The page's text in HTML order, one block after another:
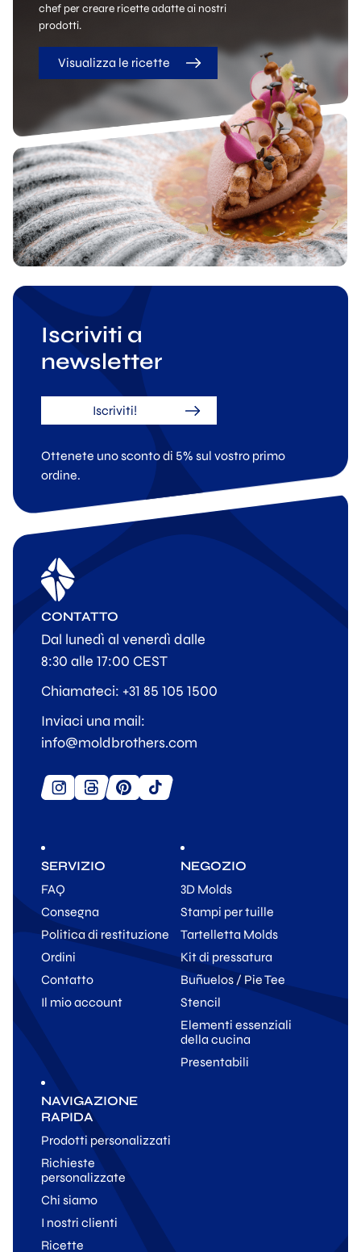
chef per creare ricette adatte ai nostri
prodotti.
Visualizza le ricette
Iscriviti a
newsletter
Iscriviti!
Ottenete uno sconto di 5% sul vostro primo
ordine.
SERVIZIO
FAQ
Consegna
Politica di restituzione
Ordini
Contatto
Il mio account
NEGOZIO
3D Molds
Stampi per tuille
Tartelletta Molds
Kit di pressatura
Buñuelos / Pie Tee
Stencil
Elementi essenziali
della cucina
Presentabili
NAVIGAZIONE
RAPIDA
Prodotti personalizzati
Richieste
personalizzate
Chi siamo
I nostri clienti
Ricette
CONTATTO
Dal lunedì al venerdì dalle
8:30 alle 17:00 CEST
Chiamateci: +31 85 105 1500
Inviaci una mail:
info@moldbrothers.com